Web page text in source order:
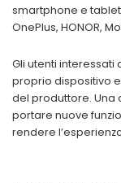
smartphone e tablet
OnePlus, HONOR,
Gli utenti
proprio dispositivo
del produttore. Una
portare nuove
rendere